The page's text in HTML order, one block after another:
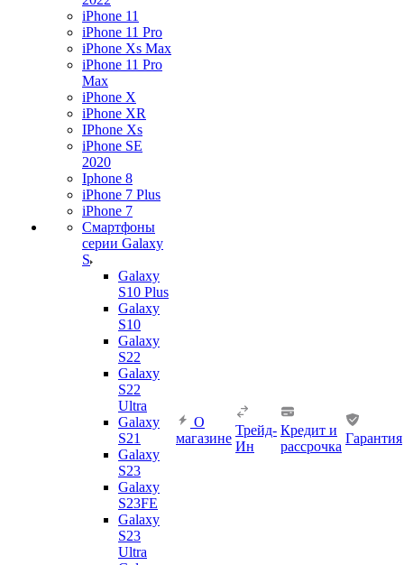
iPhone 11
iPhone 11 Pro
iPhone Xs Max
iPhone 11 Pro
Max
iPhone X
iPhone XR
IPhone Xs
iPhone SE
2020
Iphone 8
iPhone 7 Plus
iPhone 7
Смартфоны
серии Galaxy
S
Galaxy
S10 Plus
Galaxy
S10
Galaxy
S22
Galaxy
S22
Ultra
Galaxy
S21
Galaxy
S23
Galaxy
S23FE
Galaxy
S23
Ultra
О
магазине
Трейд-
Ин
Кредит и
рассрочка
Гарантия